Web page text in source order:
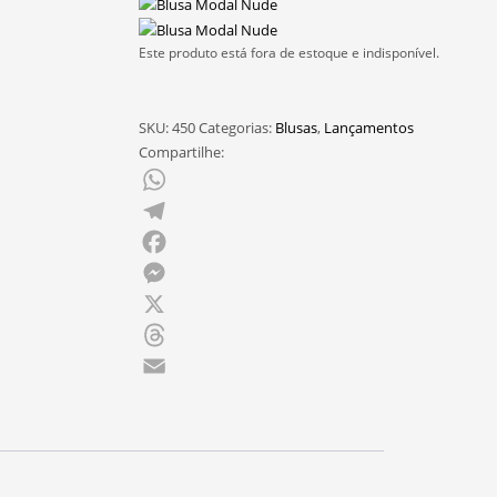
Este produto está fora de estoque e indisponível.
SKU:450Categorias: Blusas, Lançamentos
Compartilhe:
WhatsApp
Telegram
Facebook
Messenger
X
Threads